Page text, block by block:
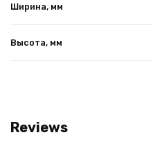
Ширина, мм
Высота, мм
Reviews